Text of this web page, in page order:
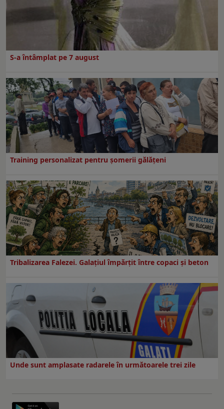
S-a întâmplat pe 7 august
Training personalizat pentru șomerii gălățeni
Tribalizarea Falezei. Galațiul împărțit între copaci și beton
Unde sunt amplasate radarele în următoarele trei zile